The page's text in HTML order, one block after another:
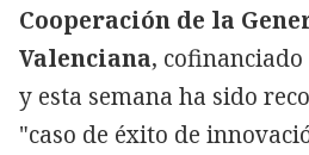
Cooperación de la
Valenciana, cofinanciado
y esta semana ha sido
"caso de éxito de